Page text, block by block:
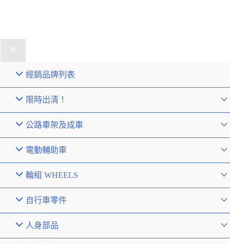
經銷品牌列表
限時出清！
公路車架及成車
電動輔助車
輪組 WHEELS
自行車零件
人身部品